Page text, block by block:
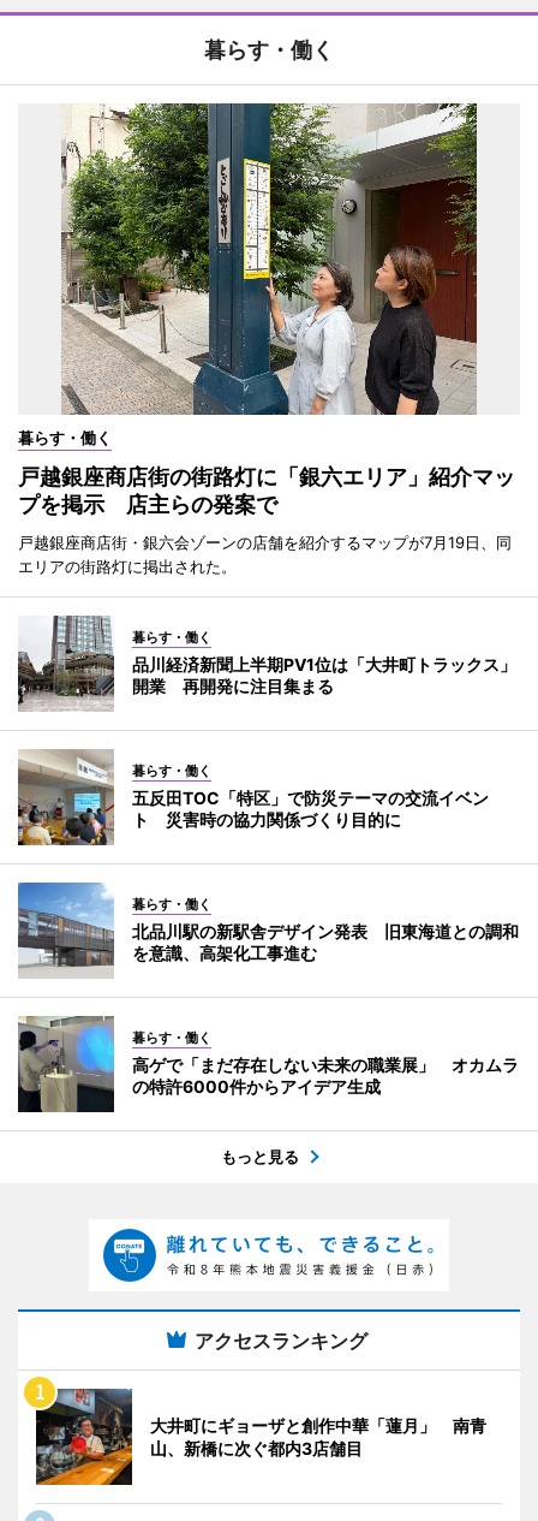
暮らす・働く
暮らす・働く
戸越銀座商店街の街路灯に「銀六エリア」紹介マッ
プを掲示 店主らの発案で
戸越銀座商店街・銀六会ゾーンの店舗を紹介するマップが7月19日、同
エリアの街路灯に掲出された。
暮らす・働く
品川経済新聞上半期PV1位は「大井町トラックス」
開業 再開発に注目集まる
暮らす・働く
五反田TOC「特区」で防災テーマの交流イベン
ト 災害時の協力関係づくり目的に
暮らす・働く
北品川駅の新駅舎デザイン発表 旧東海道との調和
を意識、高架化工事進む
暮らす・働く
高ゲで「まだ存在しない未来の職業展」 オカムラ
の特許6000件からアイデア生成
もっと見る
アクセスランキング
大井町にギョーザと創作中華「蓮月」 南青
山、新橋に次ぐ都内3店舗目